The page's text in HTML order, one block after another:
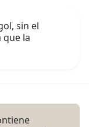
sin el
que la